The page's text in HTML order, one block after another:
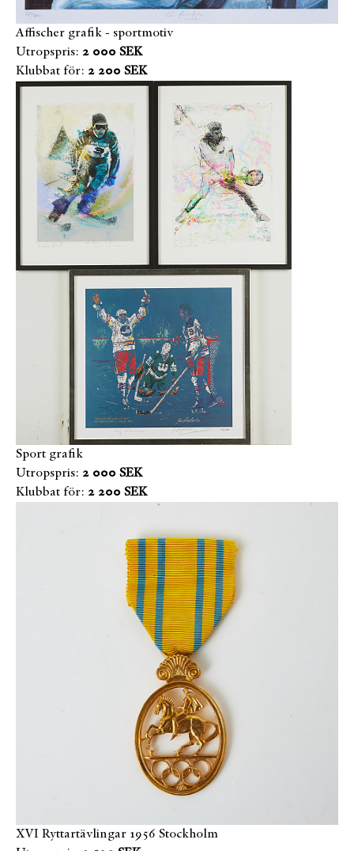
Affischer grafik - sportmotiv
Utropspris: 2 000 SEK
Klubbat för: 2 200 SEK
Sport grafik
Utropspris: 2 000 SEK
Klubbat för: 2 200 SEK
XVI Ryttartävlingar 1956 Stockholm